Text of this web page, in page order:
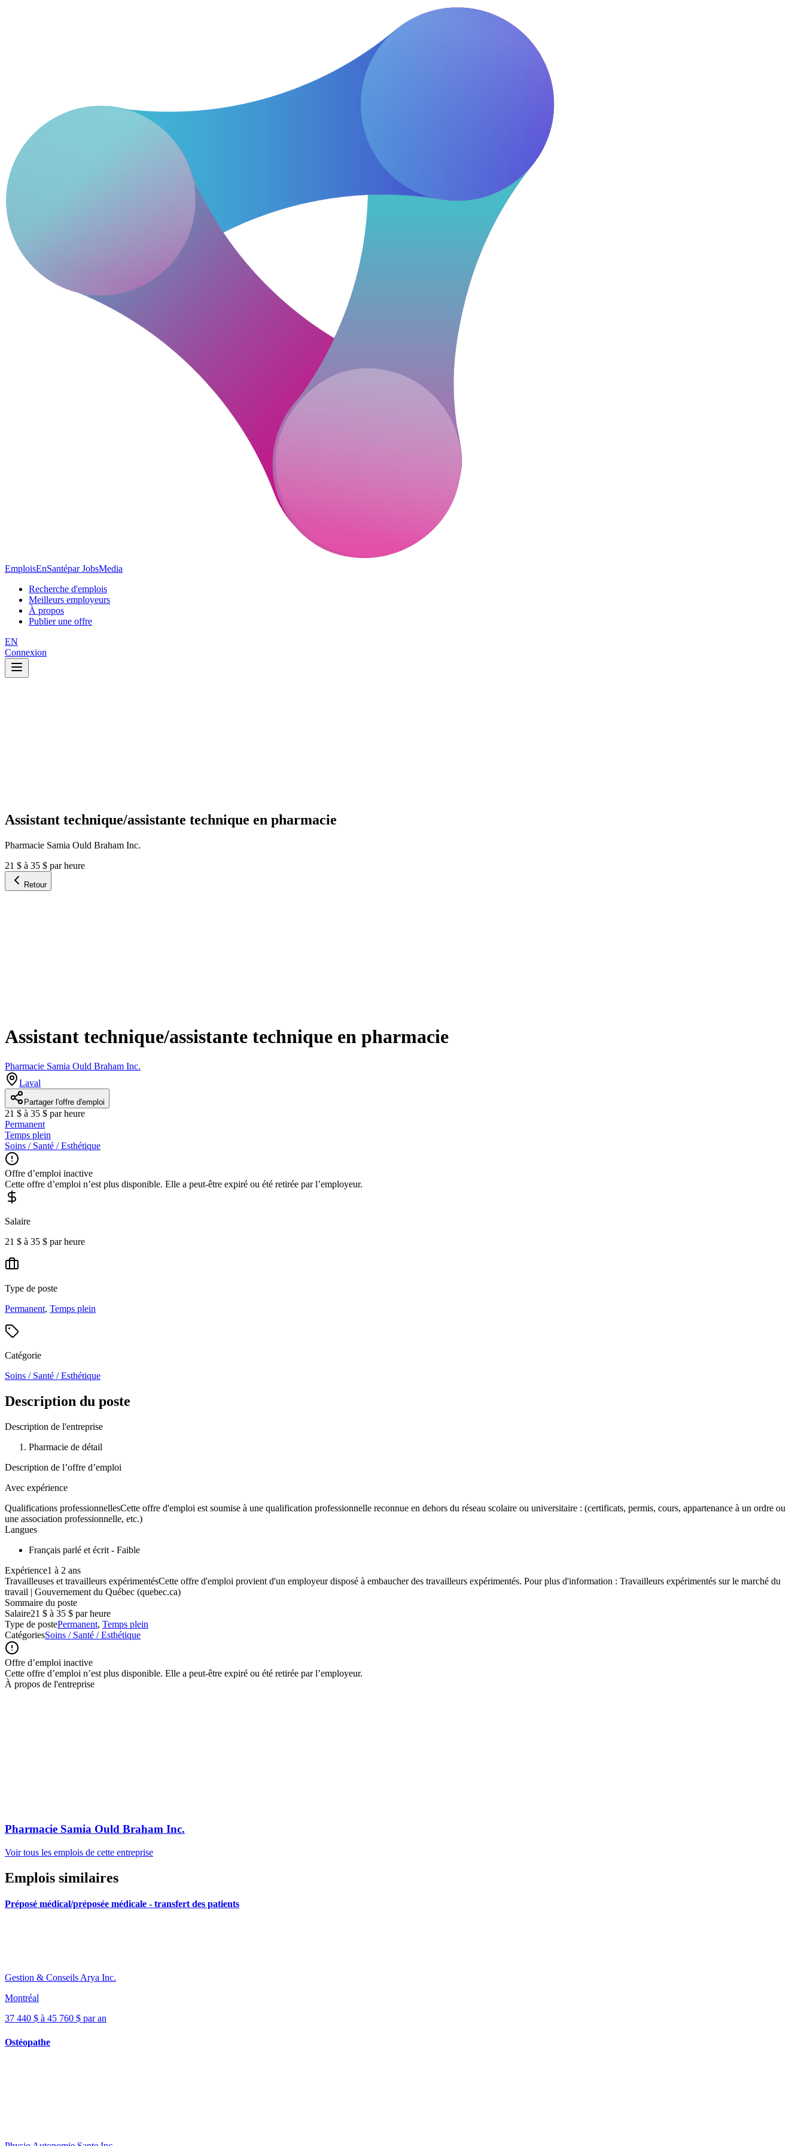
EmploisEnSantépar JobsMedia
Recherche d'emplois
Meilleurs employeurs
À propos
Publier une offre
EN
Connexion
Assistant technique/assistante technique en pharmacie
Pharmacie Samia Ould Braham Inc.
21 $ à 35 $ par heure
Retour
Assistant technique/assistante technique en pharmacie
Pharmacie Samia Ould Braham Inc.
Laval
Partager l'offre d'emploi
21 $ à 35 $ par heure
Permanent
Temps plein
Soins / Santé / Esthétique
Offre d’emploi inactive
Cette offre d’emploi n’est plus disponible. Elle a peut-être expiré ou été retirée par l’employeur.
Salaire
21 $ à 35 $ par heure
Type de poste
Permanent, Temps plein
Catégorie
Soins / Santé / Esthétique
Description du poste
Description de l'entreprise
Pharmacie de détail
Description de l’offre d’emploi
Avec expérience
Qualifications professionnellesCette offre d'emploi est soumise à une qualification professionnelle reconnue en dehors du réseau scolaire ou universitaire : (certificats, permis, cours, appartenance à un ordre ou
une association professionnelle, etc.)
Langues
Français parlé et écrit - Faible
Expérience1 à 2 ans
Travailleuses et travailleurs expérimentésCette offre d'emploi provient d'un employeur disposé à embaucher des travailleurs expérimentés. Pour plus d'information : Travailleurs expérimentés sur le marché du
travail | Gouvernement du Québec (quebec.ca)
Sommaire du poste
Salaire21 $ à 35 $ par heure
Type de postePermanent, Temps plein
CatégoriesSoins / Santé / Esthétique
Offre d’emploi inactive
Cette offre d’emploi n’est plus disponible. Elle a peut-être expiré ou été retirée par l’employeur.
À propos de l'entreprise
Pharmacie Samia Ould Braham Inc.
Voir tous les emplois de cette entreprise
Emplois similaires
Préposé médical/préposée médicale - transfert des patients
Gestion & Conseils Arya Inc.
Montréal
37 440 $ à 45 760 $ par an
Ostéopathe